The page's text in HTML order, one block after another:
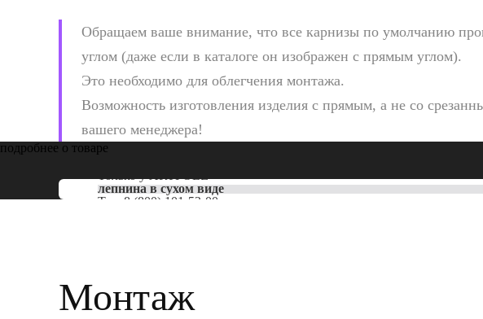
Обращаем ваше внимание, что все карнизы по умолчанию
углом (даже если в каталоге он изображен с прямым углом).
Это необходимо для облегчения монтажа.
Возможность изготовления изделия с прямым, а не со
вашего менеджера!
подробнее о товаре
Только уARTPOLE
лепнина в сухом виде
Тел: 8 (800) 101-53-00
Монтаж